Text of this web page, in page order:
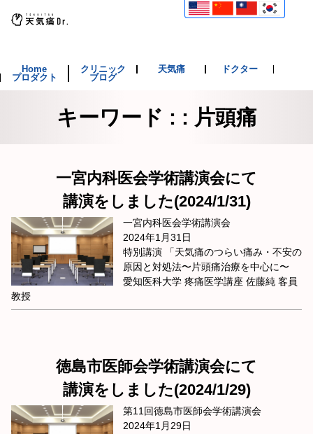
Home クリニック 天気痛
ドクター
プロダクト
ブログ
キーワード : : 片頭痛
一宮内科医会学術講演会にて
講演をしました(2024/1/31)
一宮内科医会学術講演会
2024年1月31日
特別講演 「天気痛のつらい痛み・不安の
原因と対処法〜片頭痛治療を中心に〜
愛知医科大学 疼痛医学講座 佐藤純 客員
教授
徳島市医師会学術講演会にて
講演をしました(2024/1/29)
第11回徳島市医師会学術講演会
2024年1月29日